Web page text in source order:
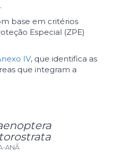
base em critérios
Especial (ZPE)
IV, que identifica as
que integram a
ANÃ